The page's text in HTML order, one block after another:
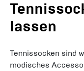
lassen
Tennissocken sind
modisches